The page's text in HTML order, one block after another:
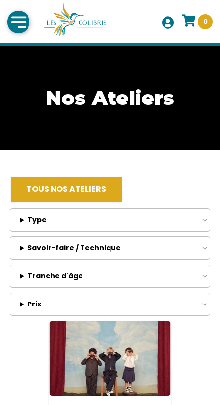
0
Nos Ateliers
TOUS NOS ATELIERS
Type
Savoir-faire / Technique
Tranche d'âge
Prix